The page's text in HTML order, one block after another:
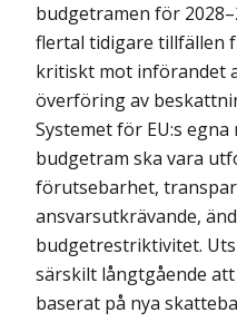
budgetramen för
flertal tidigare tillfällen
kritiskt mot införandet
överföring av
Systemet för EU:s egna
budgetram ska vara
förutsebarhet,
ansvarsutkrävande,
budgetrestriktivitet.
särskilt långtgående
baserat på nya